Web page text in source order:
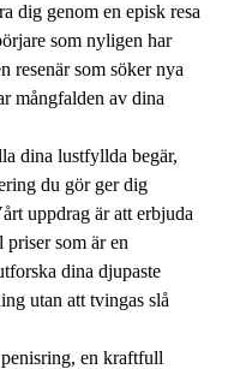
dig genom en episk resa
som nyligen har
resenär som söker nya
mångfalden av dina
dina lustfyllda begär,
du gör ger dig
uppdrag är att erbjuda
som är en
dina djupaste
utan att tvingas slå
en kraftfull